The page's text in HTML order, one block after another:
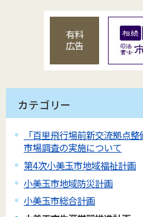
有料
広告
カテゴリー
「百里飛行場前新交流拠点
市場調査の実施について
第4次小美玉市地域福祉計画
小美玉市地域防災計画
小美玉市総合計画